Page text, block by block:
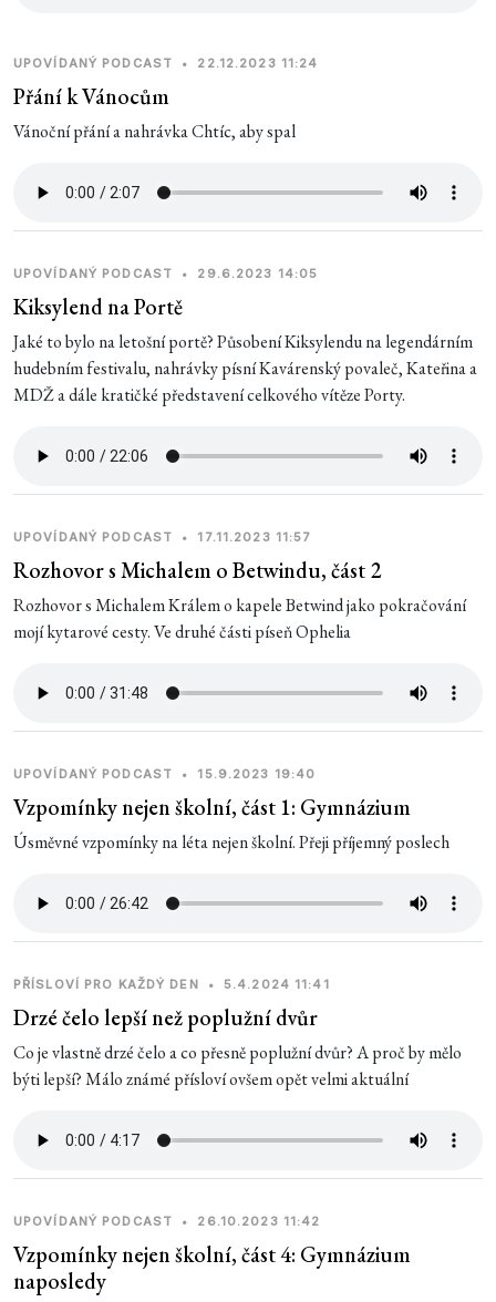
UPOVÍDANÝ PODCAST • 22.12.2023 11:24
Přání k Vánocům
Vánoční přání a nahrávka Chtíc, aby spal
UPOVÍDANÝ PODCAST • 29.6.2023 14:05
Kiksylend na Portě
Jaké to bylo na letošní portě? Působení Kiksylendu na legendárním
hudebním festivalu, nahrávky písní Kavárenský povaleč, Kateřina a
MDŽ a dále kratičké představení celkového vítěze Porty.
UPOVÍDANÝ PODCAST • 17.11.2023 11:57
Rozhovor s Michalem o Betwindu, část 2
Rozhovor s Michalem Králem o kapele Betwind jako pokračování
mojí kytarové cesty. Ve druhé části píseň Ophelia
UPOVÍDANÝ PODCAST • 15.9.2023 19:40
Vzpomínky nejen školní, část 1: Gymnázium
Úsměvné vzpomínky na léta nejen školní. Přeji příjemný poslech
PŘÍSLOVÍ PRO KAŽDÝ DEN • 5.4.2024 11:41
Drzé čelo lepší než poplužní dvůr
Co je vlastně drzé čelo a co přesně poplužní dvůr? A proč by mělo
býti lepší? Málo známé přísloví ovšem opět velmi aktuální
UPOVÍDANÝ PODCAST • 26.10.2023 11:42
Vzpomínky nejen školní, část 4: Gymnázium
naposledy